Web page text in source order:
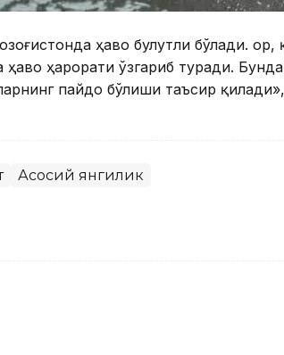
ҳаво булутли бўлади.
ҳарорати ўзгариб туради.
пайдо бўлиши таъсир
Асосий янгилик